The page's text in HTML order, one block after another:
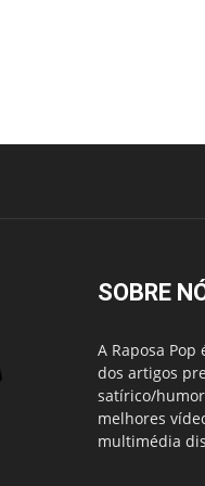
SOBRE
A Raposa
dos artigos
satírico/
melhores
multimédia